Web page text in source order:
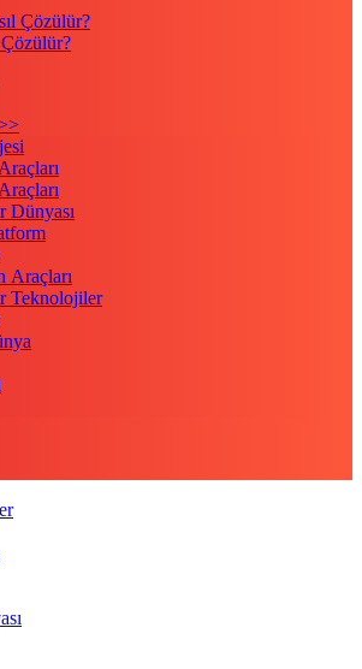
Dünyası
Araçları
Teknolojiler